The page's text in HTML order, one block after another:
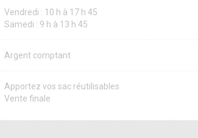
Vendredi : 10 h à 17 h 45
Samedi : 9 h à 13 h 45
Argent comptant
Apportez vos sac réutilisables
Vente finale